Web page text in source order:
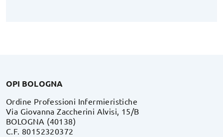
OPI BOLOGNA
Ordine Professioni Infermieristiche
Via Giovanna Zaccherini Alvisi, 15/B
BOLOGNA (40138)
C.F. 80152320372